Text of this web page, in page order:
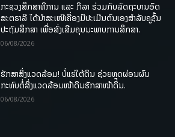
ກະຊວງສຶກສາທິການ ແລະ ກິລາ ຮ່ວມກັບລັດຖະບານອົດ
ສະຕຣາລີ ໄດ້ນຳສະເໜີເຄື່ອງມືປະເມີນຕົນເອງສຳລັບຄູຊັ້ນ
ປະຖົມສຶກສາ ເພື່ອສົ່ງເສີມຄຸນນະພາບການສຶກສາ.
06/08/2026
ຮັກສາສິ່ງແວດລ້ອມ! ບໍ່ແຮ່ໃຕ້ດິນ ຊ່ວຍຫຼຸດຜ່ອນຜົນ
ກະທົບຕໍ່ສິ່ງແວດລ້ອມໜ້າດິນຮັກສາໜ້າດິນ.
06/08/2026